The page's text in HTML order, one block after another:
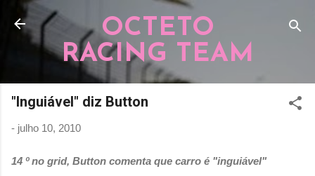
Pular para o conteúdo principal
OCTETO
RACING TEAM
"Inguiável" diz Button
- julho 10, 2010
14 º no grid, Button comenta que carro é "inguiável"